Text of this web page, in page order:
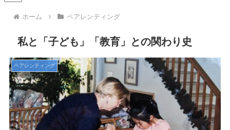
ホーム ペアレンティング
私と「子ども」「教育」との関わり史
ペアレンティング